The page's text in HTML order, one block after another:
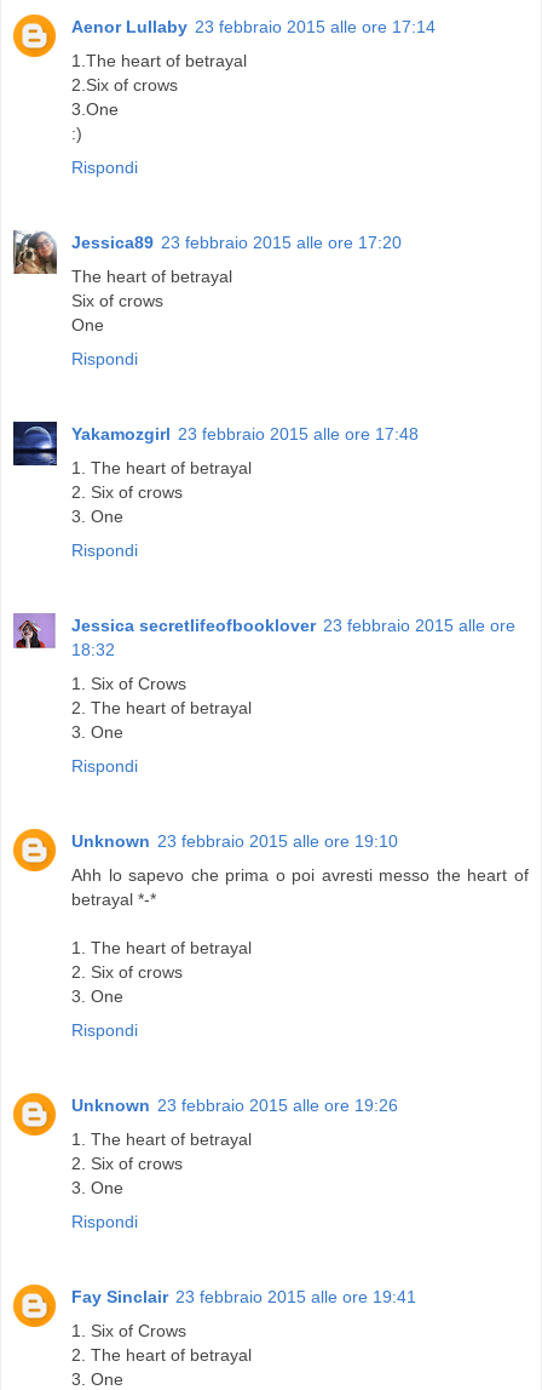
Aenor Lullaby 23 febbraio 2015 alle ore 17:14
1.The heart of betrayal
2.Six of crows
3.One
:)
Rispondi
Jessica89 23 febbraio 2015 alle ore 17:20
The heart of betrayal
Six of crows
One
Rispondi
Yakamozgirl 23 febbraio 2015 alle ore 17:48
1. The heart of betrayal
2. Six of crows
3. One
Rispondi
Jessica secretlifeofbooklover 23 febbraio 2015 alle ore
18:32
1. Six of Crows
2. The heart of betrayal
3. One
Rispondi
Unknown 23 febbraio 2015 alle ore 19:10
Ahh lo sapevo che prima o poi avresti messo the heart of
betrayal *-*
1. The heart of betrayal
2. Six of crows
3. One
Rispondi
Unknown 23 febbraio 2015 alle ore 19:26
1. The heart of betrayal
2. Six of crows
3. One
Rispondi
Fay Sinclair 23 febbraio 2015 alle ore 19:41
1. Six of Crows
2. The heart of betrayal
3. One